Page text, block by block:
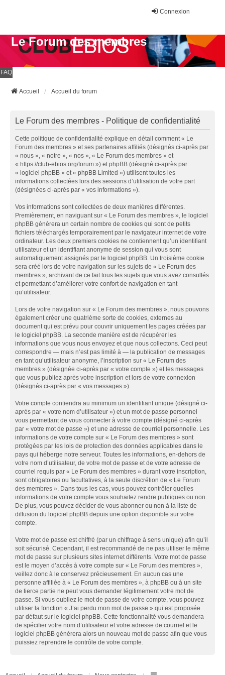
Connexion
Le Forum des membres
FAQ
Accueil Accueil du forum
Le Forum des membres - Politique de confidentialité
Cette politique de confidentialité explique en détail comment « Le
Forum des membres » et ses partenaires affiliés (désignés ci-après par
« nous », « notre », « nos », « Le Forum des membres » et
« https://club-ebios.org/forum ») et phpBB (désigné ci-après par
« logiciel phpBB » et « phpBB Limited ») utilisent toutes les
informations collectées lors des sessions d’utilisation de votre part
(désignées ci-après par « vos informations »).
Vos informations sont collectées de deux manières différentes.
Premièrement, en naviguant sur « Le Forum des membres », le logiciel
phpBB génèrera un certain nombre de cookies qui sont de petits
fichiers téléchargés temporairement par le navigateur internet de votre
ordinateur. Les deux premiers cookies ne contiennent qu’un identifiant
utilisateur et un identifiant anonyme de session qui vous sont
automatiquement assignés par le logiciel phpBB. Un troisième cookie
sera créé lors de votre navigation sur les sujets de « Le Forum des
membres », archivant de ce fait tous les sujets que vous avez consultés
et permettant d’améliorer votre confort de navigation en tant
qu’utilisateur.
Lors de votre navigation sur « Le Forum des membres », nous pouvons
également créer une quatrième sorte de cookies, externes au
document qui est prévu pour couvrir uniquement les pages créées par
le logiciel phpBB. La seconde manière est de récupérer les
informations que vous nous envoyez et que nous collectons. Ceci peut
correspondre — mais n’est pas limité à — la publication de messages
en tant qu’utilisateur anonyme, l’inscription sur « Le Forum des
membres » (désignée ci-après par « votre compte ») et les messages
que vous publiez après votre inscription et lors de votre connexion
(désignés ci-après par « vos messages »).
Votre compte contiendra au minimum un identifiant unique (désigné ci-
après par « votre nom d’utilisateur ») et un mot de passe personnel
vous permettant de vous connecter à votre compte (désigné ci-après
par « votre mot de passe ») et une adresse de courriel personnelle. Les
informations de votre compte sur « Le Forum des membres » sont
protégées par les lois de protection des données applicables dans le
pays qui héberge notre serveur. Toutes les informations, en-dehors de
votre nom d’utilisateur, de votre mot de passe et de votre adresse de
courriel requis par « Le Forum des membres » durant votre inscription,
sont obligatoires ou facultatives, à la seule discrétion de « Le Forum
des membres ». Dans tous les cas, vous pouvez contrôler quelles
informations de votre compte vous souhaitez rendre publiques ou non.
De plus, vous pouvez décider de vous abonner ou non à la liste de
diffusion du logiciel phpBB depuis une option disponible sur votre
compte.
Votre mot de passe est chiffré (par un chiffrage à sens unique) afin qu’il
soit sécurisé. Cependant, il est recommandé de ne pas utiliser le même
mot de passe sur plusieurs sites internet différents. Votre mot de passe
est le moyen d’accès à votre compte sur « Le Forum des membres »,
veillez donc à le conservez précieusement. En aucun cas une
personne affiliée à « Le Forum des membres », à phpBB ou à un site
de tierce partie ne peut vous demander légitimement votre mot de
passe. Si vous oubliez le mot de passe de votre compte, vous pouvez
utiliser la fonction « J’ai perdu mon mot de passe » qui est proposée
par défaut sur le logiciel phpBB. Cette fonctionnalité vous demandera
de spécifier votre nom d’utilisateur et votre adresse de courriel et le
logiciel phpBB générera alors un nouveau mot de passe afin que vous
puissiez reprendre le contrôle de votre compte.